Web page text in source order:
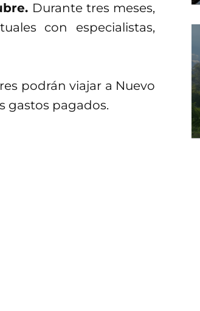
Durante tres meses,
con especialistas,
podrán viajar a Nuevo
gastos pagados.